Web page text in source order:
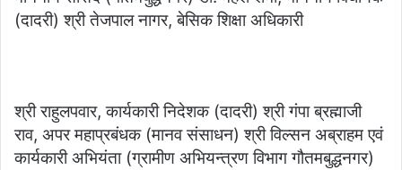
(दादरी) श्री तेजपाल नागर, बेसिक शिक्षा अधिकारी
श्री राहुलपवार, कार्यकारी निदेशक (दादरी) श्री गंपा ब्रह्माजी
राव, अपर महाप्रबंधक (मानव संसाधन) श्री विल्सन अब्राहम एवं
कार्यकारी अभियंता (ग्रामीण अभियन्त्रण विभाग गौतमबुद्धनगर)